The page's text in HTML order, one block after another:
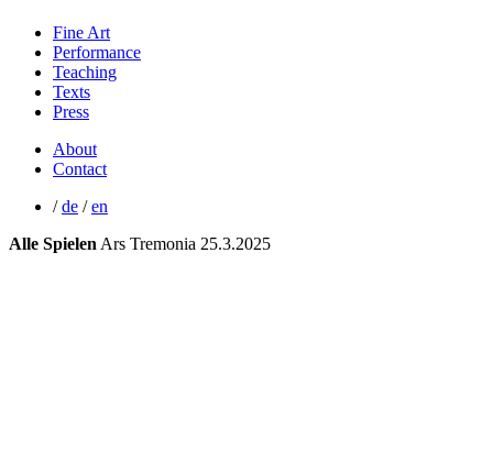
Fine Art
Performance
Teaching
Texts
Press
About
Contact
/de /en
Alle Spielen Ars Tremonia 25.3.2025